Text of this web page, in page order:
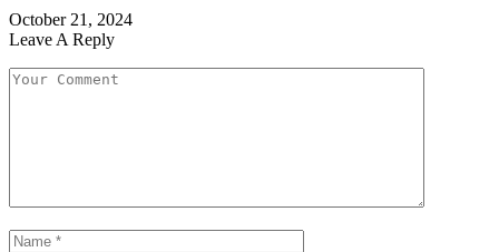
October 21, 2024
Leave A Reply